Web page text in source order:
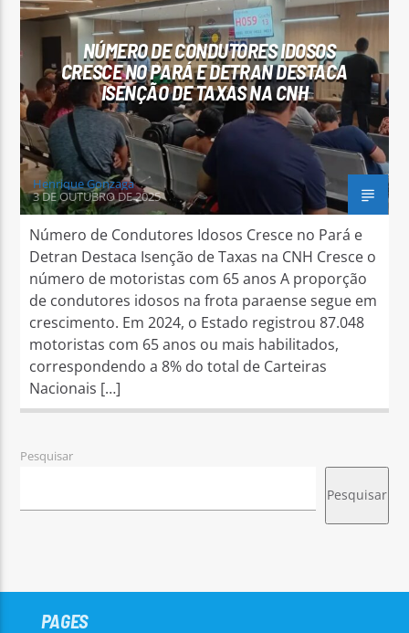
Arara Azul FM
NÚMERO DE CONDUTORES IDOSOS
CRESCE NO PARÁ E DETRAN DESTACA
ISENÇÃO DE TAXAS NA CNH
Henrique Gonzaga
3 DE OUTUBRO DE 2025
Número de Condutores Idosos Cresce no Pará e
Detran Destaca Isenção de Taxas na CNH Cresce o
número de motoristas com 65 anos A proporção
de condutores idosos na frota paraense segue em
crescimento. Em 2024, o Estado registrou 87.048
motoristas com 65 anos ou mais habilitados,
correspondendo a 8% do total de Carteiras
Nacionais […]
Pesquisar
Pesquisar
PAGES